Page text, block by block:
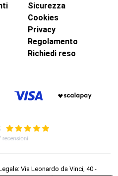
Sicurezza
Cookies
Privacy
Regolamento
Richiedi reso
Via Leonardo da Vinci, 40 -